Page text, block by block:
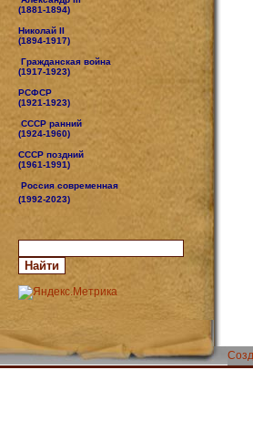
(1881-1894)
Николай II
(1894-1917)
Гражданская война
(1917-1923)
РСФСР
(1921-1923)
СССР ранний
(1924-1960)
СССР поздний
(1961-1991)
Россия современная
(1992-2023)